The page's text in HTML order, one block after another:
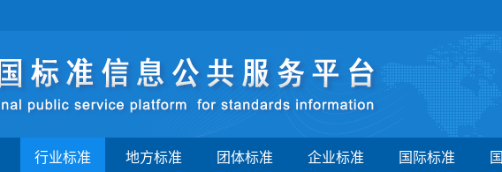
行业标准 地方标准 团体标准 企业标准 国际标准